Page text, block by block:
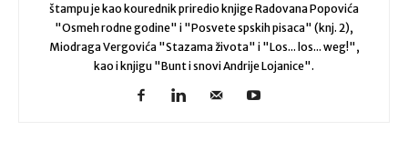
štampu je kao kourednik priredio knjige Radovana Popovića
"Osmeh rodne godine" i "Posvete spskih pisaca" (knj. 2),
Miodraga Vergovića "Stazama života" i "Los... los... weg!",
kao i knjigu "Bunt i snovi Andrije Lojanice".